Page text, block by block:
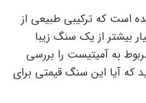
است که ترکیبی طبیعی از
بیشتر از یک سنگ زیبا
به آمیتیست را بررسی
که آیا این سنگ قیمتی برای